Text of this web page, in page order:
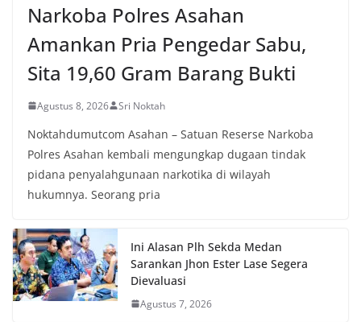
Narkoba Polres Asahan
Amankan Pria Pengedar Sabu,
Sita 19,60 Gram Barang Bukti
Agustus 8, 2026 Sri Noktah
Noktahdumutcom Asahan – Satuan Reserse Narkoba
Polres Asahan kembali mengungkap dugaan tindak
pidana penyalahgunaan narkotika di wilayah
hukumnya. Seorang pria
Ini Alasan Plh Sekda Medan
Sarankan Jhon Ester Lase Segera
Dievaluasi
Agustus 7, 2026